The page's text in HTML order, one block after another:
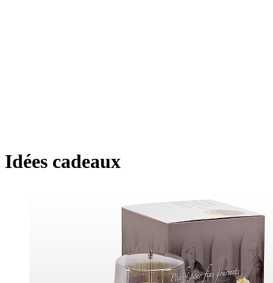
Idées cadeaux